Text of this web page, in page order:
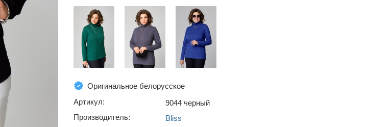
Оригинальное белорусское
Артикул:
9044 черный
Производитель:
Bliss